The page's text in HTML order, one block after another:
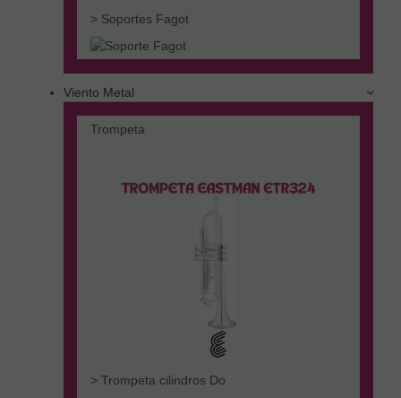
> Soportes Fagot
Viento Metal
Trompeta
> Trompeta cilindros Do